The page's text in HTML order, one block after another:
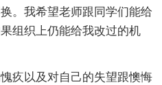
。我希望老师跟同学们能给
组织上仍能给我改过的机
疚以及对自己的失望跟懊悔